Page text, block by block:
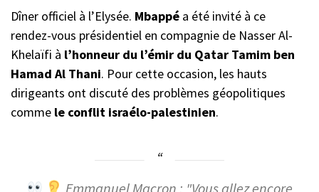
Dîner officiel à l’Elysée. Mbappé a été invité à ce
rendez-vous présidentiel en compagnie de Nasser Al-
Khelaïfi à l’honneur du l’émir du Qatar Tamim ben
Hamad Al Thani. Pour cette occasion, les hauts
dirigeants ont discuté des problèmes géopolitiques
comme le conflit israélo-palestinien.
Emmanuel Macron : "Vous allez encore